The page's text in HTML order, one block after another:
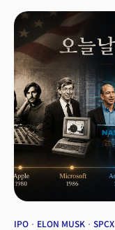
IPO ELON MUSK SPCX